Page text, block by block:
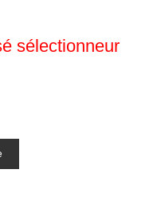
sélectionneur